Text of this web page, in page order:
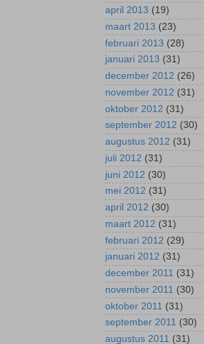
april 2013 (19)
maart 2013 (23)
februari 2013 (28)
januari 2013 (31)
december 2012 (26)
november 2012 (31)
oktober 2012 (31)
september 2012 (30)
augustus 2012 (31)
juli 2012 (31)
juni 2012 (30)
mei 2012 (31)
april 2012 (30)
maart 2012 (31)
februari 2012 (29)
januari 2012 (31)
december 2011 (31)
november 2011 (30)
oktober 2011 (31)
september 2011 (30)
augustus 2011 (31)